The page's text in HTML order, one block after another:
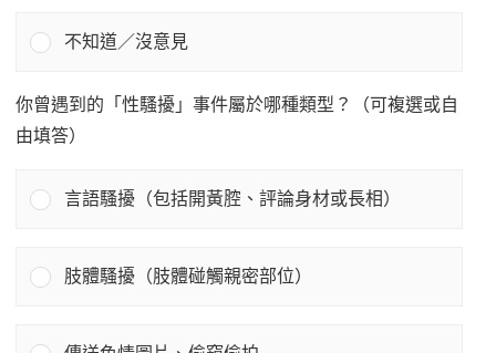
不知道／沒意見
你曾遇到的「性騷擾」事件屬於哪種類型？（可複選或自
由填答）
言語騷擾（包括開黃腔、評論身材或長相）
肢體騷擾（肢體碰觸親密部位）